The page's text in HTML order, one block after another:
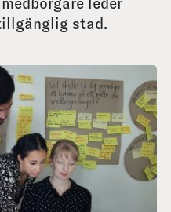
stad.